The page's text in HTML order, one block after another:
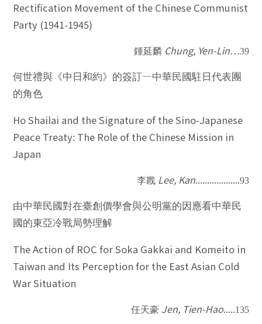
Rectification Movement of the Chinese Communist
Party (1941-1945)
鍾延麟 Chung, Yen-Lin…39
何世禮與《中日和約》的簽訂—中華民國駐日代表團
的角色
Ho Shailai and the Signature of the Sino-Japanese
Peace Treaty: The Role of the Chinese Mission in
Japan
李戡 Lee, Kan...................93
由中華民國對在臺創價學會與公明黨的因應看中華民
國的東亞冷戰局勢理解
The Action of ROC for Soka Gakkai and Komeito in
Taiwan and Its Perception for the East Asian Cold
War Situation
任天豪 Jen, Tien-Hao.....135